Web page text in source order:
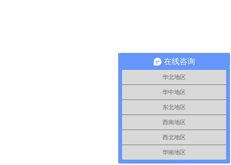
在线咨询
华北地区
华中地区
东北地区
西南地区
西北地区
华南地区